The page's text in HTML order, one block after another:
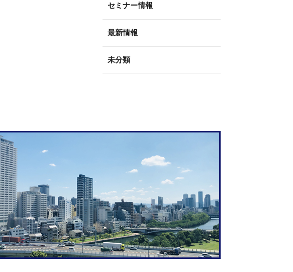
セミナー情報
最新情報
未分類